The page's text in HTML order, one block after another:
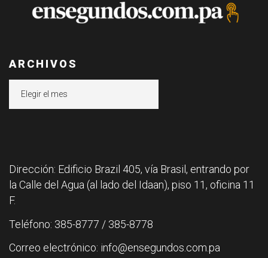
ARCHIVOS
Dirección: Edificio Brazil 405, vía Brasil, entrando por
la Calle del Agua (al lado del Idaan), piso 11, oficina 11
F.
Teléfono: 385-8777 / 385-8778
Correo electrónico: info@ensegundos.com.pa